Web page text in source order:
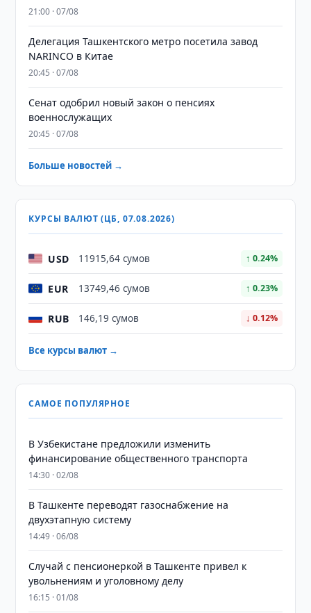
21:00 · 07/08
Делегация Ташкентского метро посетила завод
NARINCO в Китае
20:45 · 07/08
Сенат одобрил новый закон о пенсиях
военнослужащих
20:45 · 07/08
Больше новостей →
КУРСЫ ВАЛЮТ (ЦБ, 07.08.2026)
USD 11915,64 сумов ↑ 0.24%
EUR 13749,46 сумов ↑ 0.23%
RUB 146,19 сумов ↓ 0.12%
Все курсы валют →
САМОЕ ПОПУЛЯРНОЕ
В Узбекистане предложили изменить
финансирование общественного транспорта
14:30 · 02/08
В Ташкенте переводят газоснабжение на
двухэтапную систему
14:49 · 06/08
Случай с пенсионеркой в Ташкенте привел к
увольнениям и уголовному делу
16:15 · 01/08